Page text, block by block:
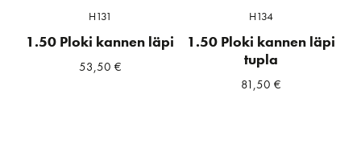
H131
1.50 Ploki kannen läpi
53,50 €
H134
1.50 Ploki kannen läpi
tupla
81,50 €